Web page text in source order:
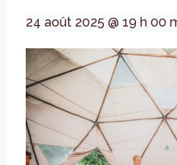
24 août 2025 @ 19 h 00